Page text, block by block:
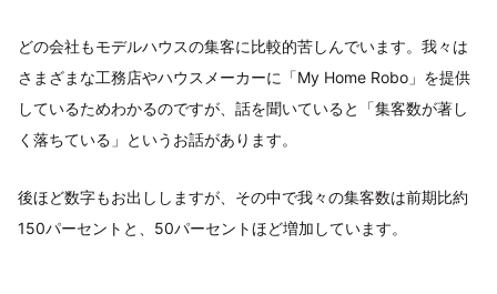
どの会社もモデルハウスの集客に比較的苦しんでいます。我々は
さまざまな工務店やハウスメーカーに「My Home Robo」を提供
しているためわかるのですが、話を聞いていると「集客数が著し
く落ちている」というお話があります。
後ほど数字もお出ししますが、その中で我々の集客数は前期比約
150パーセントと、50パーセントほど増加しています。